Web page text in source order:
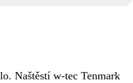
Naštěstí w-tec Tenmark